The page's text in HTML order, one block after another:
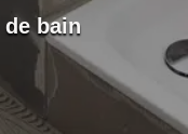
bain